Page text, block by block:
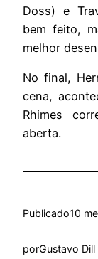
Doss) e
bem feito,
melhor
No final,
cena,
Rhimes
aberta.
Publicado10
porGustavo Dill